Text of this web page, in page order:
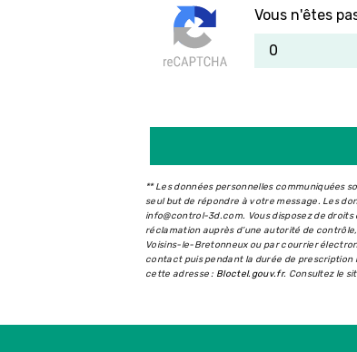
Vous n'êtes
** Les données personnelles communiquées
seul but de répondre à votre message. Les
info@control-3d.com. Vous disposez de
réclamation auprès d’une autorité de
Voisins-le-Bretonneux ou par courrier
contact puis pendant la durée de prescription
cette adresse : Bloctel.gouv.fr. Consultez le